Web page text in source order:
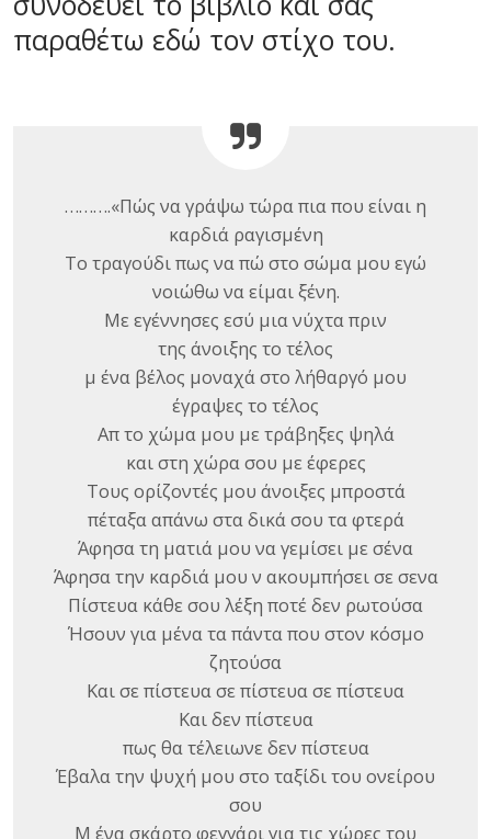
παραθέτω εδώ τον στίχο του.
……….«Πώς να γράψω τώρα πια που είναι η
καρδιά ραγισμένη
Το τραγούδι πως να πώ στο σώμα μου εγώ
νοιώθω να είμαι ξένη.
Με εγέννησες εσύ μια νύχτα πριν
της άνοιξης το τέλος
μ ένα βέλος μοναχά στο λήθαργό μου
έγραψες το τέλος
Απ το χώμα μου με τράβηξες ψηλά
και στη χώρα σου με έφερες
Τους ορίζοντές μου άνοιξες μπροστά
πέταξα απάνω στα δικά σου τα φτερά
Άφησα τη ματιά μου να γεμίσει με σένα
Άφησα την καρδιά μου ν ακουμπήσει σε σενα
Πίστευα κάθε σου λέξη ποτέ δεν ρωτούσα
Ήσουν για μένα τα πάντα που στον κόσμο
ζητούσα
Και σε πίστευα σε πίστευα σε πίστευα
Και δεν πίστευα
πως θα τέλειωνε δεν πίστευα
Έβαλα την ψυχή μου στο ταξίδι του ονείρου
σου
Μ ένα σκάρτο φεγγάρι για τις χώρες του